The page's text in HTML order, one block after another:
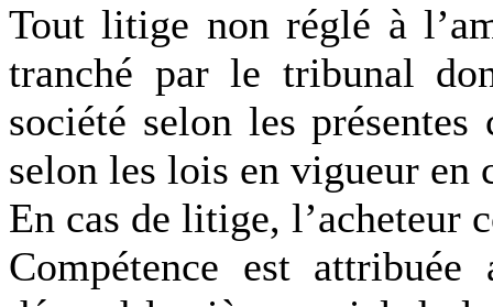
Tout litige non réglé à
tranché par le tribunal
société selon les
selon les lois en vigueur en
En cas de litige, l’acheteur
Compétence est